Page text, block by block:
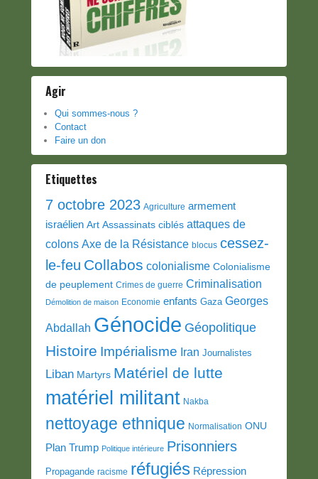
Agir
Qui sommes-nous ?
Contact
Faire un don
Etiquettes
7 octobre 2023 Agriculture armement
israélien Art Assassinats ciblés attaques de
colons Axe de la Résistance blocus cessez-
le-feu Collabos colonialisme Colonialisme
de peuplement Crimes de guerre Criminalisation
Démolition de maison Economie enfants Gaza Georges
Abdallah Génocide Géopolitique
Histoire Impérialisme Iran Journalistes
Liban Martyrs Matériel de lutte
matériel militant Nakba
nettoyage ethnique Normalisation ONU
Plan Trump Politique intérieure Prisonniers
Propagande racisme réfugiés Répression